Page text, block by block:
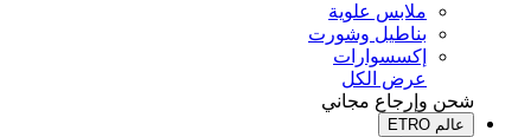
ملابس علوية
بناطيل وشورت
إكسسوارات
عرض الكل
شحن وإرجاع مجاني
عالم ETRO